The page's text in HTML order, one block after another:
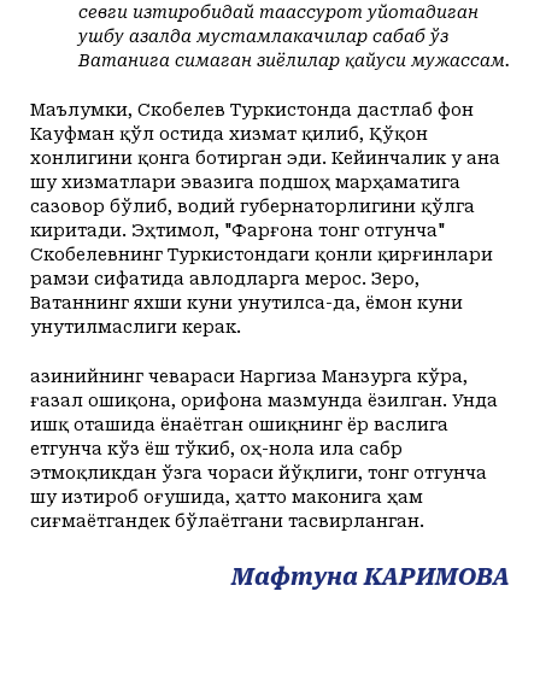
севги изтиробидай таассурот уйғотадиган
ушбу ғазалда мустамлакачилар сабаб ўз
Ватанига сиғмаган зиёлилар қайғуси мужассам.
Маълумки, Скобелев Туркистонда дастлаб фон
Кауфман қўл остида хизмат қилиб, Қўқон
хонлигини қонга ботирган эди. Кейинчалик у ана
шу хизматлари эвазига подшоҳ марҳаматига
сазовор бўлиб, водий губернаторлигини қўлга
киритади. Эҳтимол, "Фарғона тонг отгунча"
Скобелевнинг Туркистондаги қонли қирғинлари
рамзи сифатида авлодларга мерос. Зеро,
Ватаннинг яхши куни унутилса-да, ёмон куни
унутилмаслиги керак.
Ҳазинийнинг чевараси Наргиза Манзурга кўра,
ғазал ошиқона, орифона мазмунда ёзилган. Унда
ишқ оташида ёнаётган ошиқнинг ёр васлига
етгунча кўз ёш тўкиб, оҳ-нола ила сабр
этмоқликдан ўзга чораси йўқлиги, тонг отгунча
шу изтироб оғушида, ҳатто маконига ҳам
сиғмаётгандек бўлаётгани тасвирланган.
Мафтуна КАРИМОВА